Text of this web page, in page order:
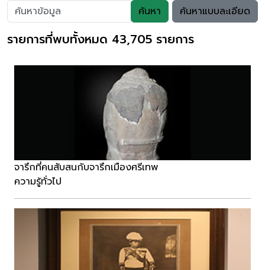
ค้นหา ค้นหาแบบละเอียด
รายการที่พบทั้งหมด 43,705 รายการ
จารึกที่คนสับสนกับจารึกเมืองศรีเทพ
ความรู้ทั่วไป